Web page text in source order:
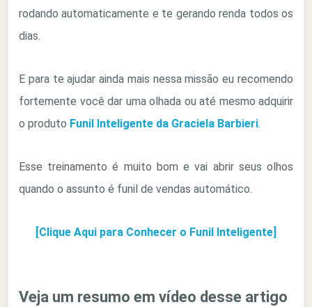
rodando automaticamente e te gerando renda todos os
dias.
E para te ajudar ainda mais nessa missão eu recomendo
fortemente você dar uma olhada ou até mesmo adquirir
o produto Funil Inteligente da Graciela Barbieri.
Esse treinamento é muito bom e vai abrir seus olhos
quando o assunto é funil de vendas automático.
[Clique Aqui para Conhecer o Funil Inteligente]
Veja um resumo em vídeo desse artigo